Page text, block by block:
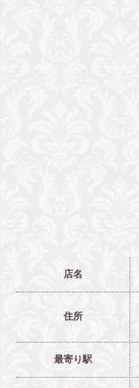
店名
住所
最寄り駅